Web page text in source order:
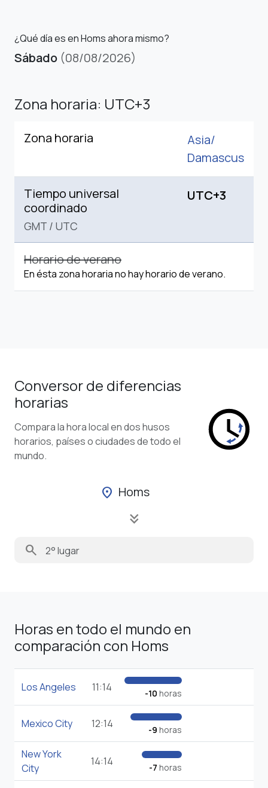
¿Qué día es en Homs ahora mismo?
Sábado (08/08/2026)
Zona horaria: UTC+3
Zona horaria
Asia/
Damascus
Tiempo universal
coordinado
GMT / UTC
UTC+3
Horario de verano
En ésta zona horaria no hay horario de verano.
Conversor de diferencias
horarias
Compara la hora local en dos husos
horarios, países o ciudades de todo el
mundo.
location_on Homs
keyboard_double_arrow_down
search
Horas en todo el mundo en
comparación con Homs
Los Angeles 11:14 -10 horas
Mexico City 12:14 -9 horas
New York
City
14:14 -7 horas